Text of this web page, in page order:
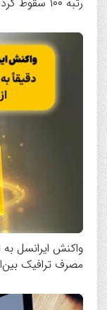
واکنش ایرانسل به
مصرف ترافیک